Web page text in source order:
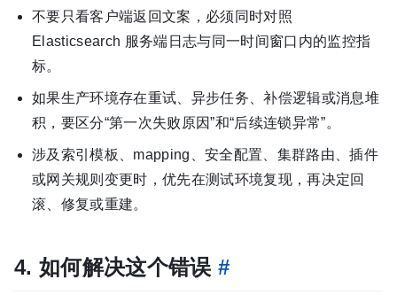
不要只看客户端返回文案，必须同时对照
Elasticsearch 服务端日志与同一时间窗口内的监控指
标。
如果生产环境存在重试、异步任务、补偿逻辑或消息堆
积，要区分“第一次失败原因”和“后续连锁异常”。
涉及索引模板、mapping、安全配置、集群路由、插件
或网关规则变更时，优先在测试环境复现，再决定回
滚、修复或重建。
4. 如何解决这个错误 #